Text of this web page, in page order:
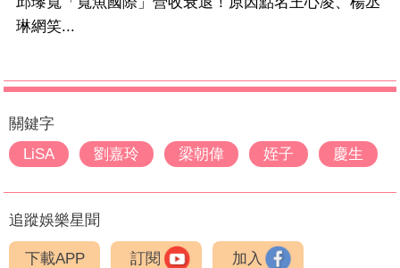
琳網笑...
關鍵字
LiSA
劉嘉玲 梁朝偉 姪子 慶生
追蹤娛樂星聞
下載APP 訂閱 加入